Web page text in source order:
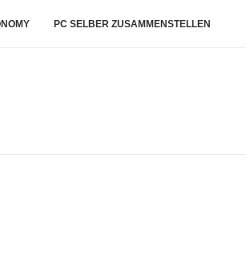
PC SELBER ZUSAMMENSTELLEN